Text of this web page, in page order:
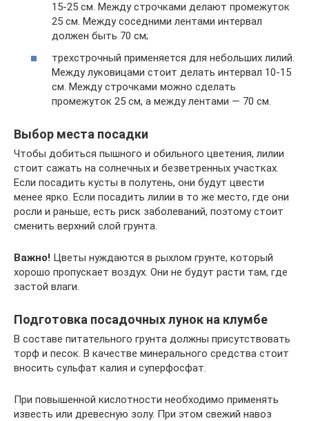
15-25 см. Между строчками делают промежуток
25 см. Между соседними лентами интервал
должен быть 70 см;
трехстрочный применяется для небольших лилий.
Между луковицами стоит делать интервал 10-15
см. Между строчками можно сделать
промежуток 25 см, а между лентами — 70 см.
Выбор места посадки
Чтобы добиться пышного и обильного цветения, лилии
стоит сажать на солнечных и безветренных участках.
Если посадить кусты в полутень, они будут цвести
менее ярко. Если посадить лилии в то же место, где они
росли и раньше, есть риск заболеваний, поэтому стоит
сменить верхний слой грунта.
Важно! Цветы нуждаются в рыхлом грунте, который
хорошо пропускает воздух. Они не будут расти там, где
застой влаги.
Подготовка посадочных лунок на клумбе
В составе питательного грунта должны присутствовать
торф и песок. В качестве минерального средства стоит
вносить сульфат калия и суперфосфат.
При повышенной кислотности необходимо применять
известь или древесную золу. При этом свежий навоз